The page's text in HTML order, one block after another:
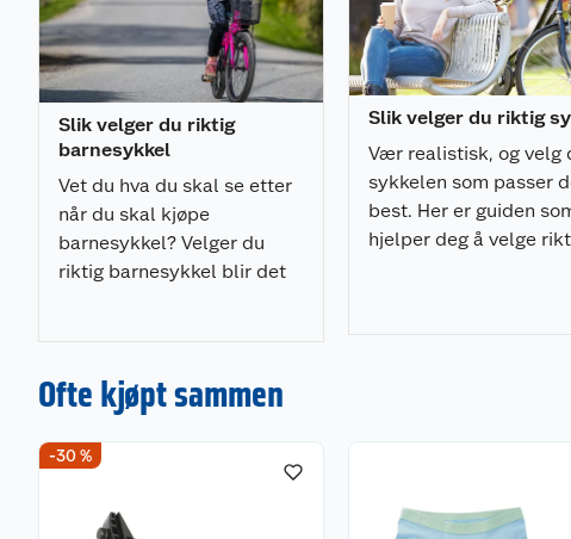
Slik velger du riktig
barnesykkel
Vet du hva du skal se etter
når du skal kjøpe
barnesykkel? Velger du
riktig barnesykkel blir det
Slik velger du riktig
Vær realistisk, og velg
sykkelen som passer
best. Her er guiden
hjelper deg å velge
Ofte kjøpt sammen
-30 %